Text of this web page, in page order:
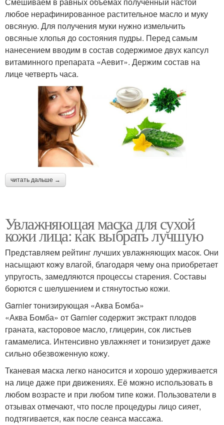
любое нерафинированное растительное масло и муку
овсяную. Для получения муки нужно измельчить
овсяные хлопья до состояния пудры. Перед самым
нанесением вводим в состав содержимое двух капсул
витаминного препарата «Аевит». Держим состав на
лице четверть часа.
читать дальше →
Увлажняющая маска для сухой
кожи лица: как выбрать лучшую
Представляем рейтинг лучших увлажняющих масок. Они
насыщают кожу влагой, благодаря чему она приобретает
упругость, замедляются процессы старения. Составы
борются с шелушением и стянутостью кожи.
Garnier тонизирующая «Аква Бомба»
«Аква Бомба» от Garnier содержит экстракт плодов
граната, касторовое масло, глицерин, сок листьев
гамамелиса. Интенсивно увлажняет и тонизирует даже
сильно обезвоженную кожу.
Тканевая маска легко наносится и хорошо удерживается
на лице даже при движениях. Её можно использовать в
любом возрасте и при любом типе кожи. Пользователи в
отзывах отмечают, что после процедуры лицо сияет,
подтягивается, как после сеанса массажа.